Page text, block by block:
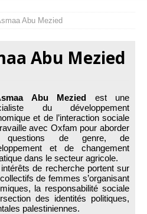
Abu Mezied
Abu Mezied
Abu Mezied est une
du développement
et de l’interaction sociale
avec Oxfam pour aborder
questions de genre, de
et de changement
dans le secteur agricole.
de recherche portent sur
de femmes s’organisant
la responsabilité sociale
des identités politiques,
palestiniennes.